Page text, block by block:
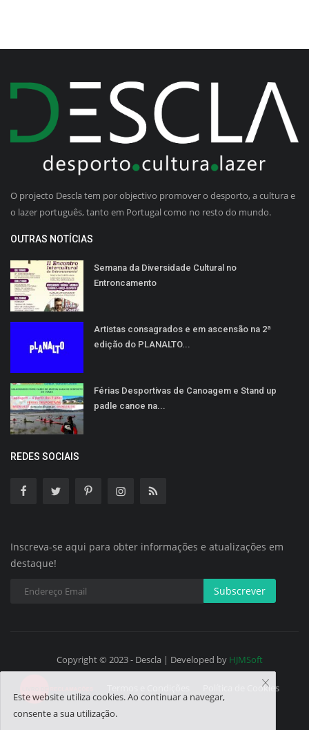
O projecto Descla tem por objectivo promover o desporto, a cultura e
o lazer português, tanto em Portugal como no resto do mundo.
OUTRAS NOTÍCIAS
Semana da Diversidade Cultural no
Entroncamento
Artistas consagrados e em ascensão na 2ª
edição do PLANALTO...
Férias Desportivas de Canoagem e Stand up
padle canoe na...
REDES SOCIAIS
Inscreva-se aqui para obter informações e atualizações em
destaque!
Subscrever
Copyright © 2023 - Descla | Developed by HJMSoft
Política de Cookies
Este website utiliza cookies. Ao continuar a navegar,
consente a sua utilização.